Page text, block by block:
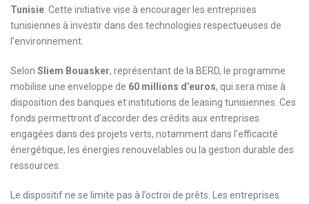
Tunisie . Cette initiative vise à encourager les entreprises
tunisiennes à investir dans des technologies respectueuses de
l’environnement.
Selon Sliem Bouasker, représentant de la BERD, le programme
mobilise une enveloppe de 60 millions d’euros, qui sera mise à
disposition des banques et institutions de leasing tunisiennes. Ces
fonds permettront d’accorder des crédits aux entreprises
engagées dans des projets verts, notamment dans l’efficacité
énergétique, les énergies renouvelables ou la gestion durable des
ressources.
Le dispositif ne se limite pas à l’octroi de prêts. Les entreprises